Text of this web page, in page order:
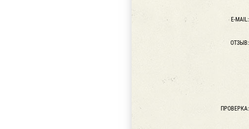
E-MAIL:
ОТЗЫВ:
ПРОВЕРКА: